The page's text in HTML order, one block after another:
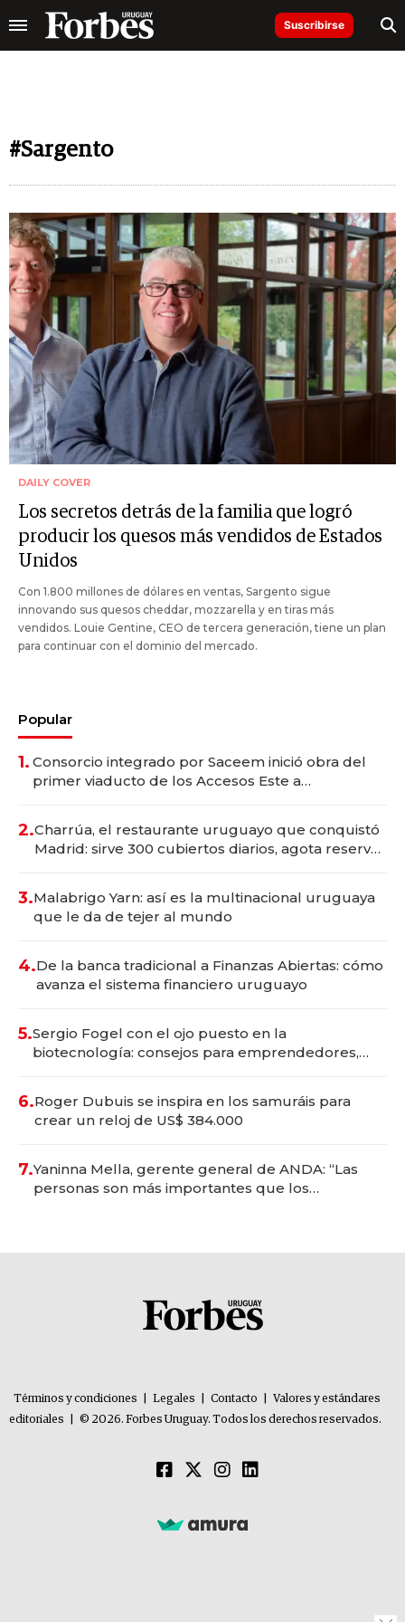
Suscribirse
#Sargento
DAILY COVER
Los secretos detrás de la familia que logró
producir los quesos más vendidos de Estados
Unidos
Con 1.800 millones de dólares en ventas, Sargento sigue
innovando sus quesos cheddar, mozzarella y en tiras más
vendidos. Louie Gentine, CEO de tercera generación, tiene un plan
para continuar con el dominio del mercado.
Popular
1. Consorcio integrado por Saceem inició obra del
primer viaducto de los Accesos Este a
2.Charrúa, el restaurante uruguayo que conquistó
Madrid: sirve 300 cubiertos diarios, agota reservas
3.Malabrigo Yarn: así es la multinacional uruguaya
que le da de tejer al mundo
4.De la banca tradicional a Finanzas Abiertas: cómo
avanza el sistema financiero uruguayo
5.Sergio Fogel con el ojo puesto en la
biotecnología: consejos para emprendedores,
6.Roger Dubuis se inspira en los samuráis para
crear un reloj de US$ 384.000
7.Yaninna Mella, gerente general de ANDA: “Las
personas son más importantes que los
Términos y condiciones Legales Contacto
Valores y estándares
editoriales
© 2026. Forbes Uruguay. Todos los derechos reservados.